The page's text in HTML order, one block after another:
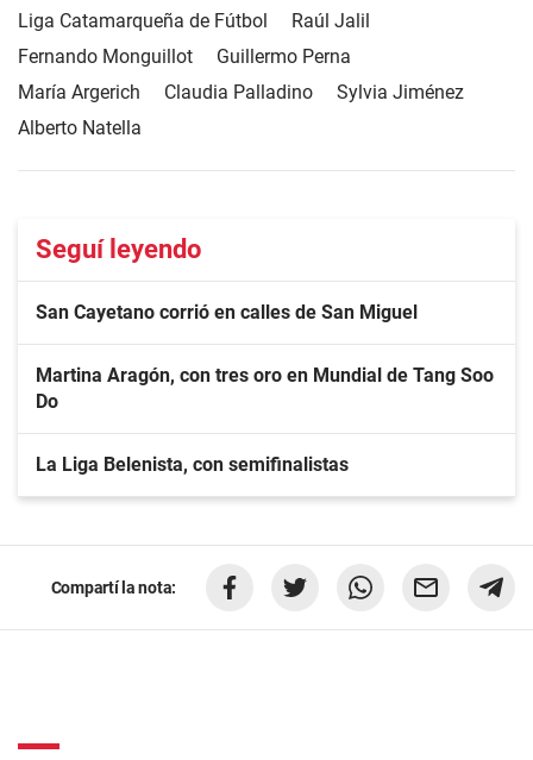
Liga Catamarqueña de Fútbol
Raúl Jalil
Fernando Monguillot
Guillermo Perna
María Argerich
Claudia Palladino
Sylvia Jiménez
Alberto Natella
Seguí leyendo
San Cayetano corrió en calles de San Miguel
Martina Aragón, con tres oro en Mundial de Tang Soo
Do
La Liga Belenista, con semifinalistas
Compartí la nota: